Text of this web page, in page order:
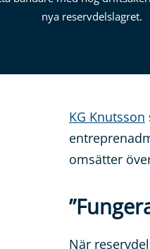
nya reservdelslagret.
KG Knutsson
omsätter
När